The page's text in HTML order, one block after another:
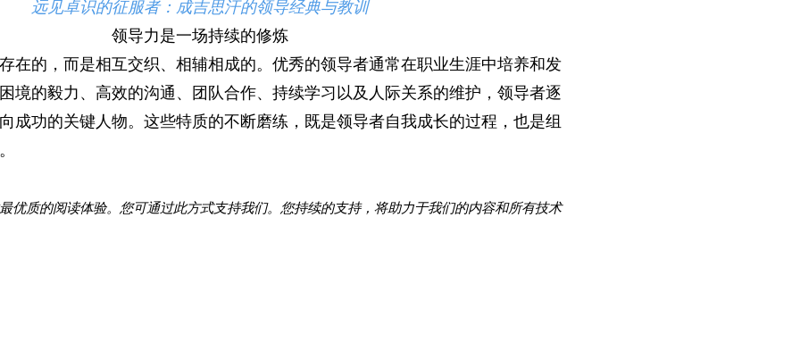
远见卓识的征服者：成吉思汗的领导经典与教训
领导力是一场持续的修炼
在的，而是相互交织、相辅相成的。优秀的领导者通常在职业生涯中培养和发
境的毅力、高效的沟通、团队合作、持续学习以及人际关系的维护，领导者逐
成功的关键人物。这些特质的不断磨练，既是领导者自我成长的过程，也是组
优质的阅读体验。您可通过此方式支持我们。您持续的支持，将助力于我们的内容和所有技术